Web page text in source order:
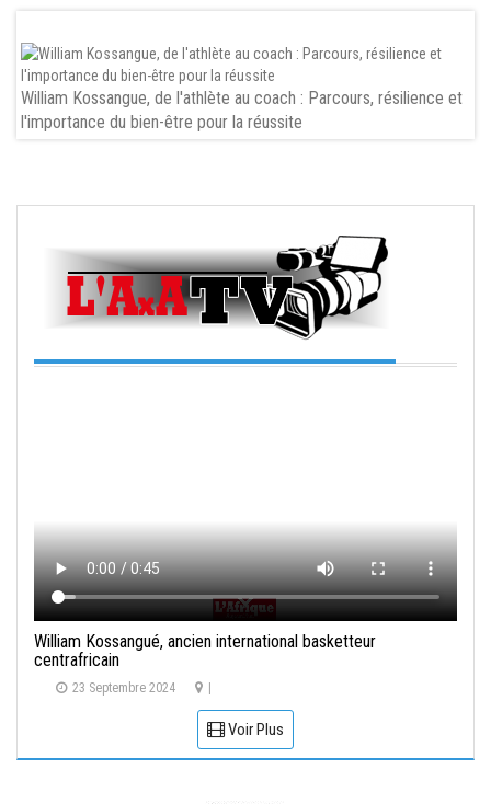
William Kossangue, de l'athlète au coach : Parcours, résilience et
l'importance du bien-être pour la réussite
William Kossangué, ancien international basketteur
centrafricain
23 Septembre 2024
Voir Plus